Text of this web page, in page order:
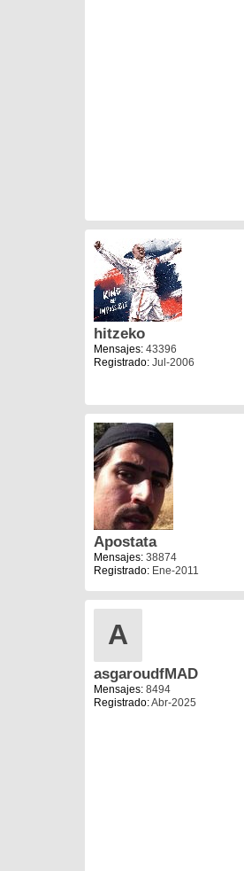
hitzeko
Mensajes: 43396
Registrado: Jul-2006
Apostata
Mensajes: 38874
Registrado: Ene-2011
A
asgaroudfMAD
Mensajes: 8494
Registrado:Abr-2025